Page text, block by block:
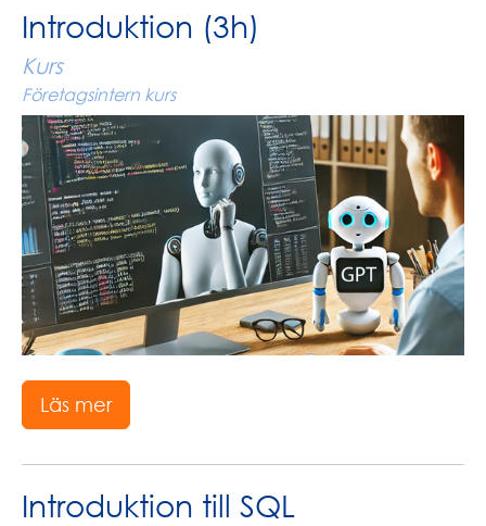
Introduktion (3h)
Kurs
Företagsintern kurs
Läs mer
Introduktion till SQL